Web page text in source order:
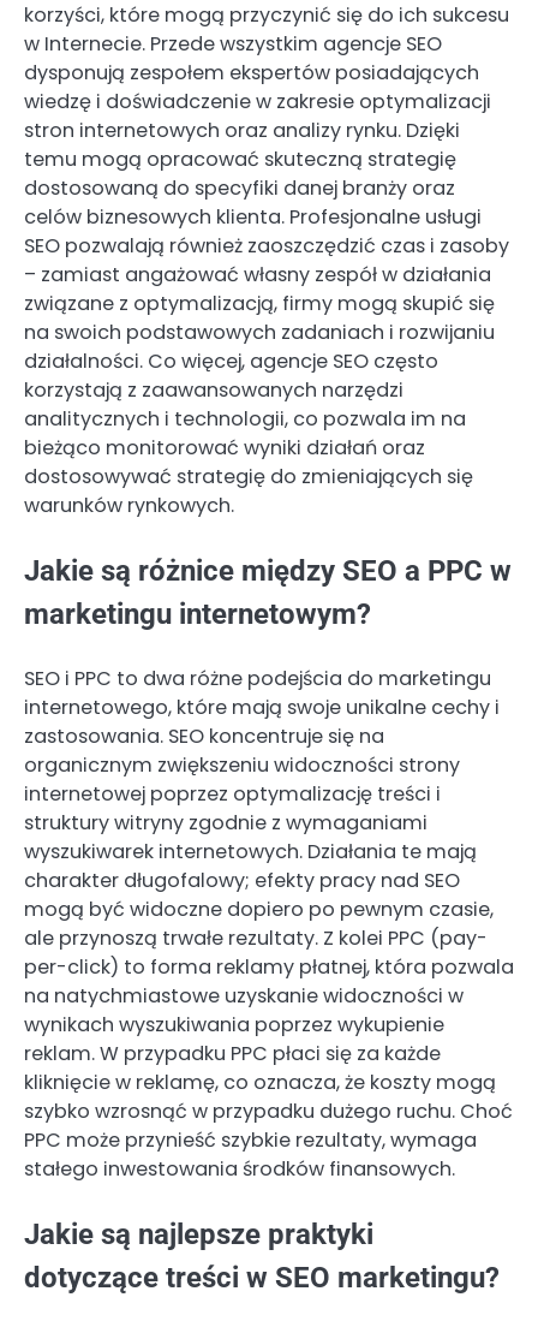
korzyści, które mogą przyczynić się do ich sukcesu
w Internecie. Przede wszystkim agencje SEO
dysponują zespołem ekspertów posiadających
wiedzę i doświadczenie w zakresie optymalizacji
stron internetowych oraz analizy rynku. Dzięki
temu mogą opracować skuteczną strategię
dostosowaną do specyfiki danej branży oraz
celów biznesowych klienta. Profesjonalne usługi
SEO pozwalają również zaoszczędzić czas i zasoby
– zamiast angażować własny zespół w działania
związane z optymalizacją, firmy mogą skupić się
na swoich podstawowych zadaniach i rozwijaniu
działalności. Co więcej, agencje SEO często
korzystają z zaawansowanych narzędzi
analitycznych i technologii, co pozwala im na
bieżąco monitorować wyniki działań oraz
dostosowywać strategię do zmieniających się
warunków rynkowych.
Jakie są różnice między SEO a PPC w
marketingu internetowym?
SEO i PPC to dwa różne podejścia do marketingu
internetowego, które mają swoje unikalne cechy i
zastosowania. SEO koncentruje się na
organicznym zwiększeniu widoczności strony
internetowej poprzez optymalizację treści i
struktury witryny zgodnie z wymaganiami
wyszukiwarek internetowych. Działania te mają
charakter długofalowy; efekty pracy nad SEO
mogą być widoczne dopiero po pewnym czasie,
ale przynoszą trwałe rezultaty. Z kolei PPC (pay-
per-click) to forma reklamy płatnej, która pozwala
na natychmiastowe uzyskanie widoczności w
wynikach wyszukiwania poprzez wykupienie
reklam. W przypadku PPC płaci się za każde
kliknięcie w reklamę, co oznacza, że koszty mogą
szybko wzrosnąć w przypadku dużego ruchu. Choć
PPC może przynieść szybkie rezultaty, wymaga
stałego inwestowania środków finansowych.
Jakie są najlepsze praktyki
dotyczące treści w SEO marketingu?